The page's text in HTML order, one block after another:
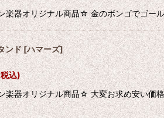
楽器オリジナル商品☆ 金のボンゴでゴー
ンド [ハマーズ]
込)
楽器オリジナル商品☆ 大変お求め安い価